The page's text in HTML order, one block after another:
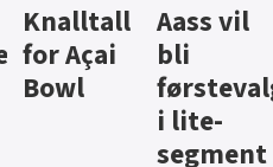
Brus og
jus fra
Berentsen
Hard
iste fra
Hansa